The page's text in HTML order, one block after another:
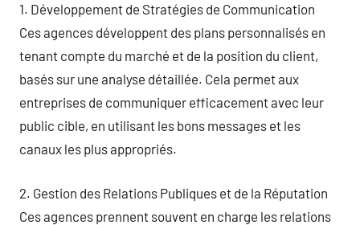
1. Développement de Stratégies de Communication
Ces agences développent des plans personnalisés en
tenant compte du marché et de la position du client,
basés sur une analyse détaillée. Cela permet aux
entreprises de communiquer efficacement avec leur
public cible, en utilisant les bons messages et les
canaux les plus appropriés.
2. Gestion des Relations Publiques et de la Réputation
Ces agences prennent souvent en charge les relations